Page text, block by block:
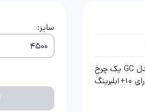
چرخ ماهیگیری بدنه و اسپول فلزی LIJIAN مدل GC یک چرخ
با کیفیت، پر قدرت و بسیار روان است که دارای 10+1بلبرینگ
سایز: